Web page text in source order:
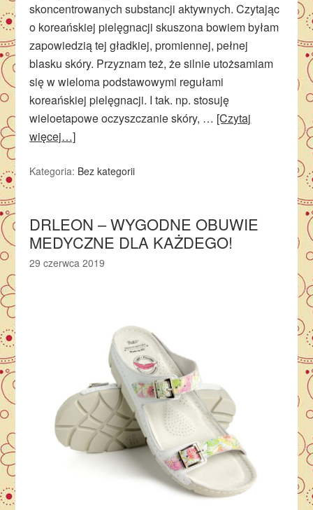
skoncentrowanych substancji aktywnych. Czytając
o koreańskiej pielęgnacji skuszona bowiem byłam
zapowiedzią tej gładkiej, promiennej, pełnej
blasku skóry. Przyznam też, że silnie utożsamiam
się w wieloma podstawowymi regułami
koreańskiej pielęgnacji. I tak. np. stosuję
wieloetapowe oczyszczanie skóry, … [Czytaj
więcej…]
Kategoria: Bez kategorii
DRLEON – WYGODNE OBUWIE
MEDYCZNE DLA KAŻDEGO!
29 czerwca 2019